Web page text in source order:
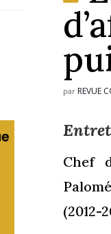
par REVUE
Chef
(2012-